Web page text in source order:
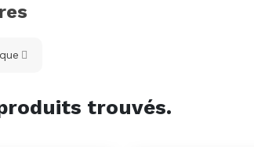
trouvés.